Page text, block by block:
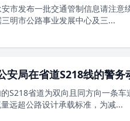
市发布一批交通管制信息请注
明市公路事业发展中心及三...
安局在省道S218线的警务
S218省道为双向且同方向一条
远超公路设计承载标准，为减...